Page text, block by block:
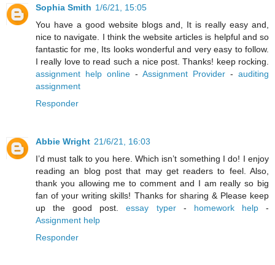
Sophia Smith 1/6/21, 15:05
You have a good website blogs and, It is really easy and,
nice to navigate. I think the website articles is helpful and so
fantastic for me, Its looks wonderful and very easy to follow.
I really love to read such a nice post. Thanks! keep rocking.
assignment help online - Assignment Provider - auditing
assignment
Responder
Abbie Wright 21/6/21, 16:03
I’d must talk to you here. Which isn’t something I do! I enjoy
reading an blog post that may get readers to feel. Also,
thank you allowing me to comment and I am really so big
fan of your writing skills! Thanks for sharing & Please keep
up the good post.essay typer- homework help-
Assignment help
Responder